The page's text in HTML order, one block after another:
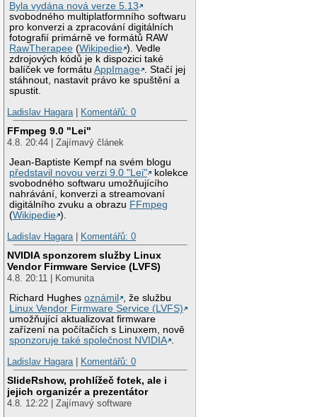
Byla vydána nová verze 5.13
svobodného multiplatformního softwaru
pro konverzi a zpracování digitálních
fotografií primárně ve formátů RAW
RawTherapee (Wikipedie ). Vedle
zdrojových kódů je k dispozici také
balíček ve formátuAppImage . Stačí jej
stáhnout, nastavit právo ke spuštění a
spustit.
Ladislav Hagara| Komentářů: 0
FFmpeg 9.0 "Lei"
4.8. 20:44 | Zajímavý článek
Jean-Baptiste Kempf na svém blogu
představil novou verzi 9.0 "Lei"
kolekce
svobodného softwaru umožňujícího
nahrávání, konverzi a streamovaní
digitálního zvuku a obrazu FFmpeg
(Wikipedie ).
Ladislav Hagara| Komentářů: 0
NVIDIA sponzorem služby Linux
Vendor Firmware Service (LVFS)
4.8. 20:11 | Komunita
Richard Hughesoznámil
, že službu
Linux Vendor Firmware Service (LVFS)
umožňující aktualizovat firmware
zařízení na počítačích s Linuxem, nově
sponzoruje také společnost NVIDIA .
Ladislav Hagara| Komentářů: 0
SlideRshow, prohlížeč fotek, ale i
jejich organizér a prezentátor
4.8. 12:22 | Zajímavý software